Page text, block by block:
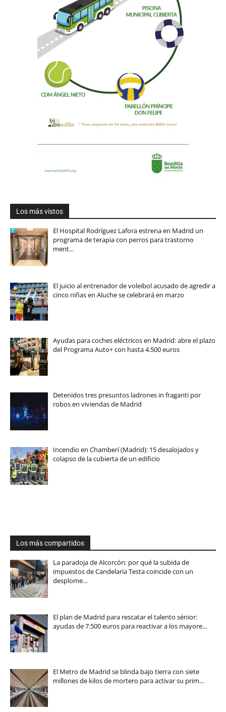
Los más vistos
El Hospital Rodríguez Lafora estrena en Madrid un
programa de terapia con perros para trastorno
ment…
El juicio al entrenador de voleibol acusado de agredir a
cinco niñas en Aluche se celebrará en marzo
Ayudas para coches eléctricos en Madrid: abre el plazo
del Programa Auto+ con hasta 4.500 euros
Detenidos tres presuntos ladrones in fraganti por
robos en viviendas de Madrid
Incendio en Chamberí (Madrid): 15 desalojados y
colapso de la cubierta de un edificio
Los más compartidos
La paradoja de Alcorcón: por qué la subida de
impuestos de Candelaria Testa coincide con un
desplome…
El plan de Madrid para rescatar el talento sénior:
ayudas de 7.500 euros para reactivar a los mayore…
El Metro de Madrid se blinda bajo tierra con siete
millones de kilos de mortero para activar su prim…